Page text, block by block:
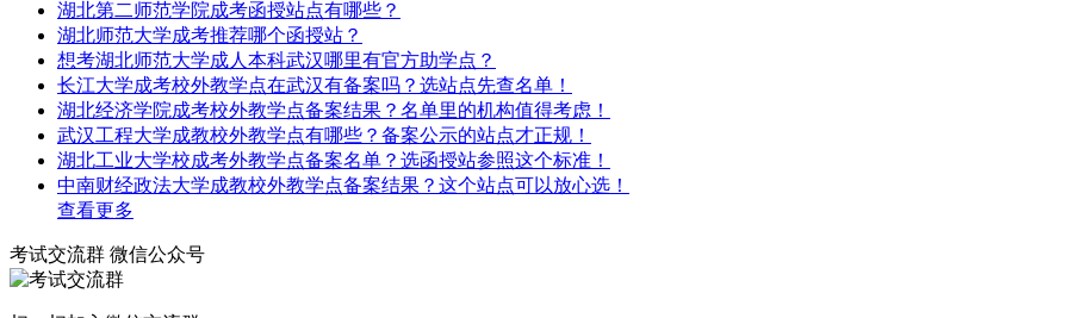
湖北第二师范学院成考函授站点有哪些？
湖北师范大学成考推荐哪个函授站？
想考湖北师范大学成人本科武汉哪里有官方助学点？
长江大学成考校外教学点在武汉有备案吗？选站点先查名单！
湖北经济学院成考校外教学点备案结果？名单里的机构值得考虑！
武汉工程大学成教校外教学点有哪些？备案公示的站点才正规！
湖北工业大学校成考外教学点备案名单？选函授站参照这个标准！
中南财经政法大学成教校外教学点备案结果？这个站点可以放心选！
查看更多
考试交流群 微信公众号